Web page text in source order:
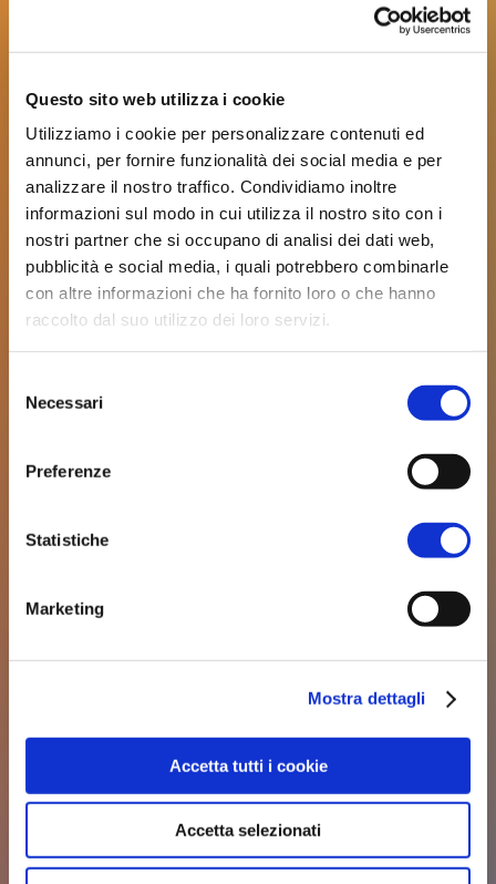
Questo sito web utilizza i cookie
Utilizziamo i cookie per personalizzare contenuti ed
annunci, per fornire funzionalità dei social media e per
analizzare il nostro traffico. Condividiamo inoltre
informazioni sul modo in cui utilizza il nostro sito con i
nostri partner che si occupano di analisi dei dati web,
pubblicità e social media, i quali potrebbero combinarle
con altre informazioni che ha fornito loro o che hanno
raccolto dal suo utilizzo dei loro servizi.
delNecessari
Preferenze
Statistiche
Marketing
Mostra dettagli
Accetta tutti i cookie
Accetta selezionati